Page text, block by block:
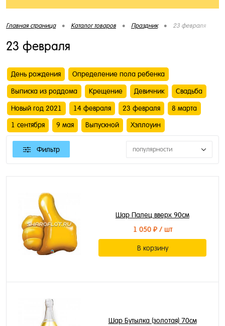
Главная страница • Каталог товаров • Праздник • 23 февраля
23 февраля
День рождения Определение пола ребенка
Выписка из роддома Крещение Девичник Свадьба
Новый год 2021 14 февраля 23 февраля 8 марта
1 сентября 9 мая Выпускной Хэллоуин
Фильтр популярности
Шар Палец вверх 90см
1 050 ₽/ шт
В корзину
Шар Бутылка (золотая) 70см